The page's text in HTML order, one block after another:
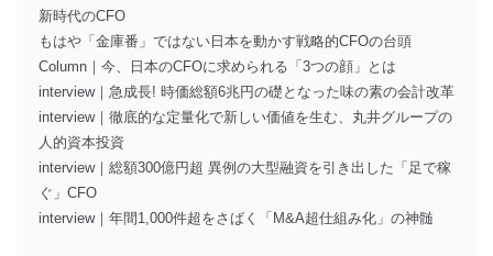
新時代のCFO
もはや「金庫番」ではない日本を動かす戦略的CFOの台頭
Column｜今、日本のCFOに求められる「3つの顔」とは
interview｜急成長! 時価総額6兆円の礎となった味の素の会計改革
interview｜徹底的な定量化で新しい価値を生む、丸井グループの
人的資本投資
interview｜総額300億円超 異例の大型融資を引き出した「足で稼
ぐ」CFO
interview｜年間1,000件超をさばく「M&A超仕組み化」の神髄